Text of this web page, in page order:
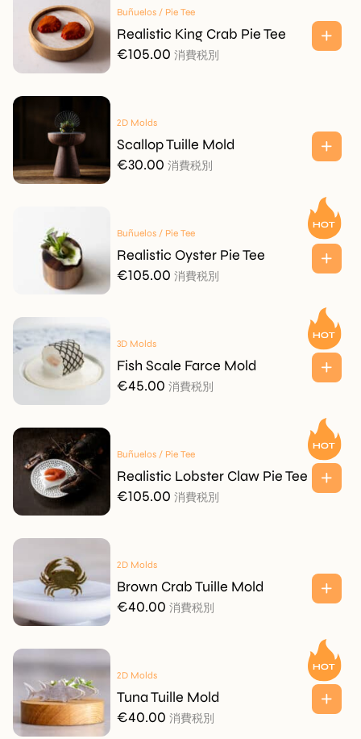
Buñuelos / Pie Tee
Realistic King Crab Pie Tee
€105.00 消費税別
2D Molds
Scallop Tuille Mold
€30.00 消費税別
Buñuelos / Pie Tee
Realistic Oyster Pie Tee
€105.00 消費税別
3D Molds
Fish Scale Farce Mold
€45.00 消費税別
Buñuelos / Pie Tee
Realistic Lobster Claw Pie Tee
€105.00 消費税別
2D Molds
Brown Crab Tuille Mold
€40.00 消費税別
2D Molds
Tuna Tuille Mold
€40.00 消費税別